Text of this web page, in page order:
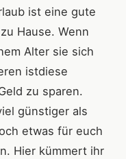
ist eine gute
Hause. Wenn
Alter sie sich
istdiese
zu sparen.
günstiger als
etwas für euch
Hier kümmert ihr